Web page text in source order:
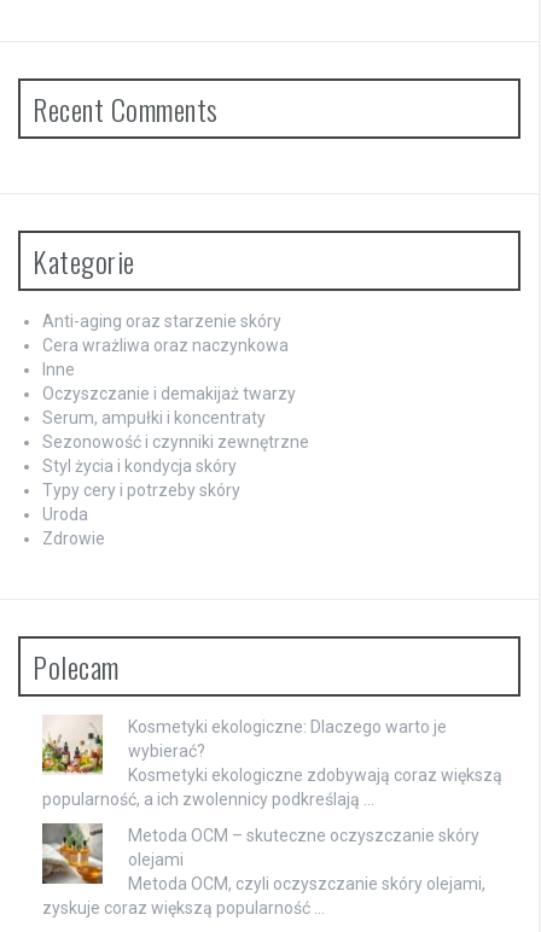
Recent Comments
Kategorie
Anti-aging oraz starzenie skóry
Cera wrażliwa oraz naczynkowa
Inne
Oczyszczanie i demakijaż twarzy
Serum, ampułki i koncentraty
Sezonowość i czynniki zewnętrzne
Styl życia i kondycja skóry
Typy cery i potrzeby skóry
Uroda
Zdrowie
Polecam
Kosmetyki ekologiczne: Dlaczego warto je
wybierać?
Kosmetyki ekologiczne zdobywają coraz większą
popularność, a ich zwolennicy podkreślają …
Metoda OCM – skuteczne oczyszczanie skóry
olejami
Metoda OCM, czyli oczyszczanie skóry olejami,
zyskuje coraz większą popularność …